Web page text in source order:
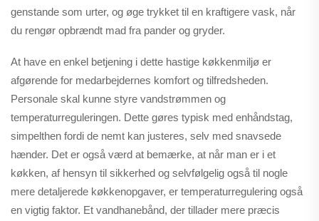
genstande som urter, og øge trykket til en kraftigere vask, når
du rengør opbrændt mad fra pander og gryder.
At have en enkel betjening i dette hastige køkkenmiljø er
afgørende for medarbejdernes komfort og tilfredsheden.
Personale skal kunne styre vandstrømmen og
temperaturreguleringen. Dette gøres typisk med enhåndstag,
simpelthen fordi de nemt kan justeres, selv med snavsede
hænder. Det er også værd at bemærke, at når man er i et
køkken, af hensyn til sikkerhed og selvfølgelig også til nogle
mere detaljerede køkkenopgaver, er temperaturregulering også
en vigtig faktor. Et vandhanebånd, der tillader mere præcis